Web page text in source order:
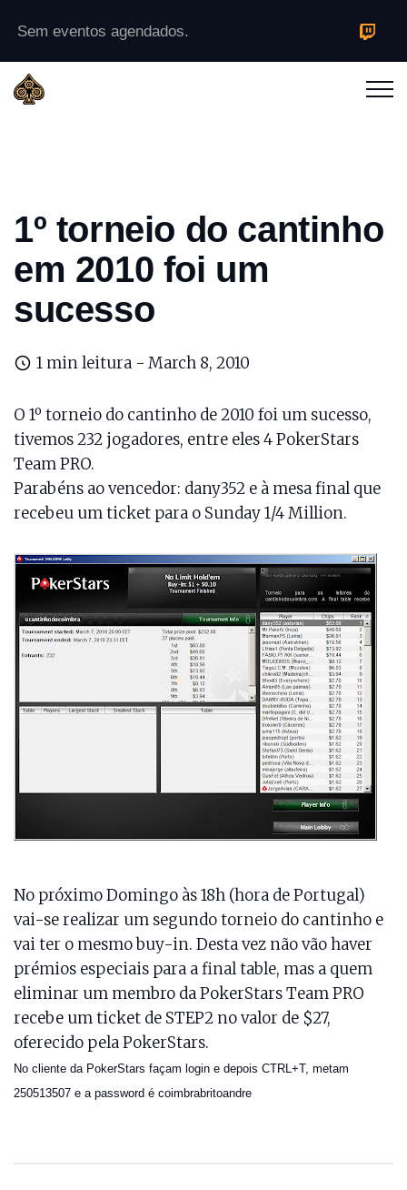
Sem eventos agendados.
1º torneio do cantinho
em 2010 foi um
sucesso
1 min leitura - March 8, 2010
O 1º torneio do cantinho de 2010 foi um sucesso,
tivemos 232 jogadores, entre eles 4 PokerStars
Team PRO.
Parabéns ao vencedor: dany352 e à mesa final que
recebeu um ticket para o Sunday 1/4 Million.
No próximo Domingo às 18h (hora de Portugal)
vai-se realizar um segundo torneio do cantinho e
vai ter o mesmo buy-in. Desta vez não vão haver
prémios especiais para a final table, mas a quem
eliminar um membro da PokerStars Team PRO
recebe um ticket de STEP2 no valor de $27,
oferecido pela PokerStars.
No cliente da PokerStars façam login e depois CTRL+T, metam
250513507 e a password é coimbrabritoandre